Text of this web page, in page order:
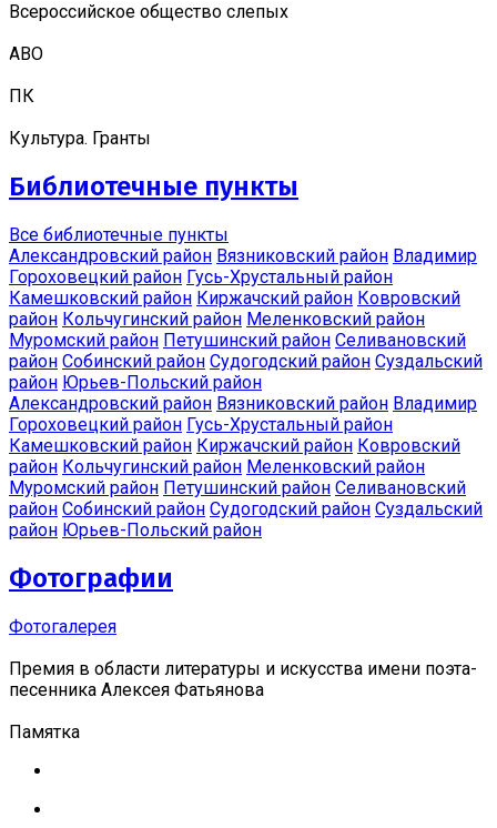
Всероссийское общество слепых
АВО
ПК
Культура. Гранты
Библиотечные пункты
Все библиотечные пункты
Александровский район Вязниковский район Владимир
Гороховецкий район Гусь-Хрустальный район
Камешковский район Киржачский район Ковровский
район Кольчугинский район Меленковский район
Муромский район Петушинский район Селивановский
район Собинский район Судогодский район Суздальский
район Юрьев-Польский район
Александровский район Вязниковский район Владимир
Гороховецкий район Гусь-Хрустальный район
Камешковский район Киржачский район Ковровский
район Кольчугинский район Меленковский район
Муромский район Петушинский район Селивановский
район Собинский район Судогодский район Суздальский
район Юрьев-Польский район
Фотографии
Фотогалерея
Премия в области литературы и искусства имени поэта-
песенника Алексея Фатьянова
Памятка